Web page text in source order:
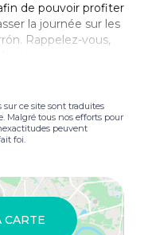
de pouvoir profiter
la journée sur les
Rappelez-vous,
du Appartement
avec le Q pour
de Bahía, plage
de Nares et
ce site sont traduites
tous nos efforts pour
peuvent
foi.
CARTE